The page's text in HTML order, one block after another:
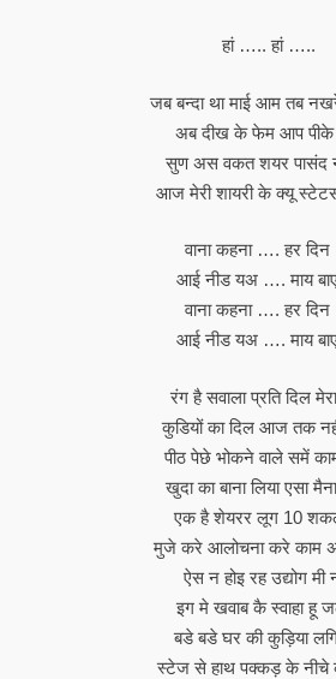
हां ….. हां …..
जब बन्दा था माई आम तब
अब दीख के फेम आप
सुण अस वकत शयर पासंद
आज मेरी शायरी के क्यू
वाना कहना …. हर
आई नीड यअ …. माय
वाना कहना …. हर
आई नीड यअ …. माय
रंग है सवाला प्रति दिल मेरा
कुडियों का दिल आज तक
पीठ पेछे भोकने वाले समें
खुदा का बाना लिया एसा
एक है शेयरर लूग 10
मुजे करे आलोचना करे काम
ऐस न होइ रह उद्योग मी
इग मे खवाब कै स्वाहा हू
बडे बडे घर की कुड़िया
स्टेज से हाथ पक्कड़ के नीचे